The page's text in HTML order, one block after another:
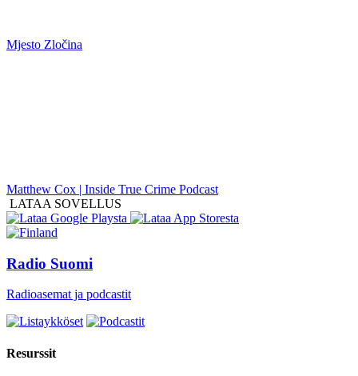
Mjesto Zločina
Matthew Cox | Inside True Crime Podcast
LATAA SOVELLUS
Radio Suomi
Radioasemat ja podcastit
Resurssit